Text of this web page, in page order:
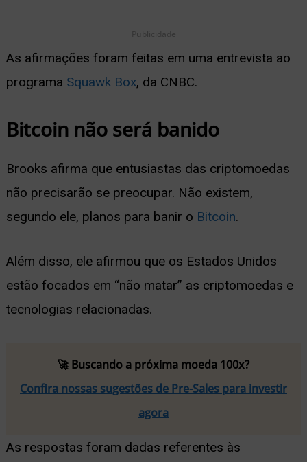
Publicidade
As afirmações foram feitas em uma entrevista ao
programa Squawk Box, da CNBC.
Bitcoin não será banido
Brooks afirma que entusiastas das criptomoedas
não precisarão se preocupar. Não existem,
segundo ele, planos para banir o Bitcoin.
Além disso, ele afirmou que os Estados Unidos
estão focados em “não matar” as criptomoedas e
tecnologias relacionadas.
🚀 Buscando a próxima moeda 100x?
Confira nossas sugestões de Pre-Sales para investir
agora
As respostas foram dadas referentes às